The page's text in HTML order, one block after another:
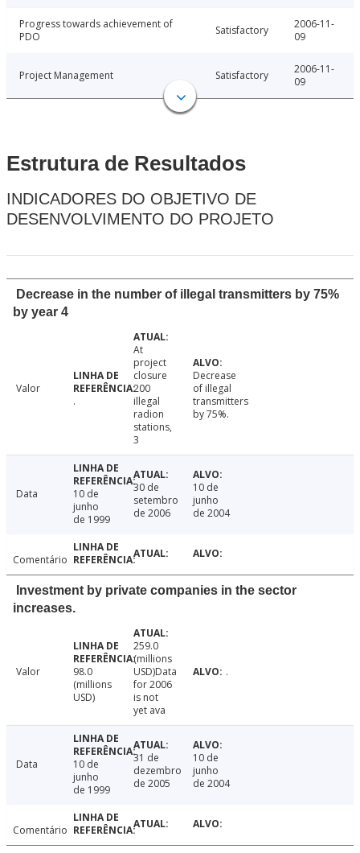
Progress towards achievement of
PDO
Satisfactory
2006-11-
09
Project Management Satisfactory
2006-11-
09
Estrutura de Resultados
INDICADORES DO OBJETIVO DE
DESENVOLVIMENTO DO PROJETO
Decrease in the number of illegal transmitters by 75%
by year 4
Valor
.
At
project
closure
200
illegal
radion
stations,
3
Decrease
of illegal
transmitters
by 75%.
Data
10 de
junho
de 1999
30 de
setembro
de 2006
10 de
junho
de 2004
Comentário
Investment by private companies in the sector
increases.
Valor
98.0
(millions
USD)
259.0
(millions
USD)Data
for 2006
is not
yet ava
.
Data
10 de
junho
de 1999
31 de
dezembro
de 2005
10 de
junho
de 2004
Comentário